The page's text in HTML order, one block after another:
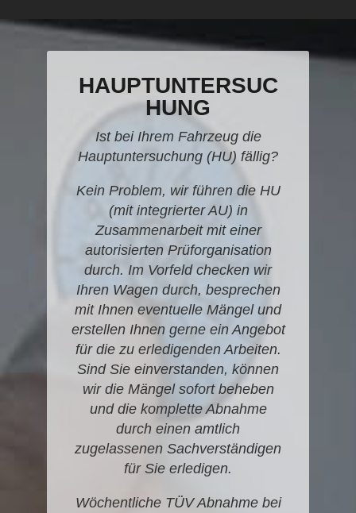
HAUPTUNTERSUC
HUNG
Ist bei Ihrem Fahrzeug die
Hauptuntersuchung (HU) fällig?
Kein Problem, wir führen die HU
(mit integrierter AU) in
Zusammenarbeit mit einer
autorisierten Prüforganisation
durch. Im Vorfeld checken wir
Ihren Wagen durch, besprechen
mit Ihnen eventuelle Mängel und
erstellen Ihnen gerne ein Angebot
für die zu erledigenden Arbeiten.
Sind Sie einverstanden, können
wir die Mängel sofort beheben
und die komplette Abnahme
durch einen amtlich
zugelassenen Sachverständigen
für Sie erledigen.
Wöchentliche TÜV Abnahme bei